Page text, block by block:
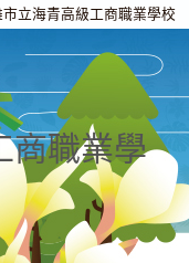
市立海青高級工商職業學校
商職業學